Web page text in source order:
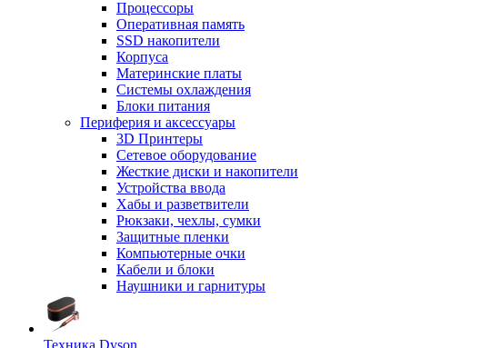
Процессоры
Оперативная память
SSD накопители
Корпуса
Материнские платы
Системы охлаждения
Блоки питания
Периферия и аксессуары
3D Принтеры
Сетевое оборудование
Жесткие диски и накопители
Устройства ввода
Хабы и разветвители
Рюкзаки, чехлы, сумки
Защитные пленки
Компьютерные очки
Кабели и блоки
Наушники и гарнитуры
Техника Dyson